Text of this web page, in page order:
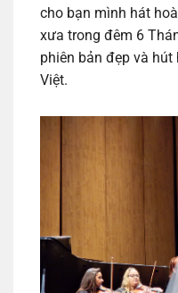
cho bạn mình hát
xưa trong đêm 6
phiên bản đẹp và
Việt.